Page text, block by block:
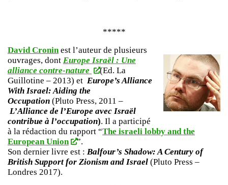
*****
David Croninest l’auteur de plusieurs
ouvrages, dont Europe Israël : Une
alliance contre-nature
(Ed. La
Guillotine – 2013) et Europe’s Alliance
With Israel: Aiding the
Occupation (Pluto Press, 2011 –
L’Alliance de l’Europe avec Israël
contribue à l’occupation). Il a participé
à la rédaction du rapport “The israeli lobby and the
European Union
”.
Son dernier livre est : Balfour’s Shadow: A Century of
British Support for Zionism and Israel (Pluto Press –
Londres 2017).